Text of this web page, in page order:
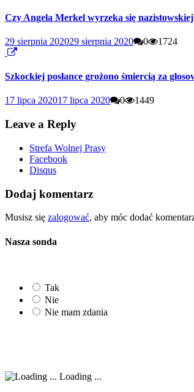
Czy Angela Merkel wyrzeka się nazistowskiej
29 sierpnia 202029 sierpnia 2020 0 1724
Szkockiej posłance grożono śmiercią za
17 lipca 202017 lipca 2020 0 1449
Leave a Reply
Strefa Wolnej Prasy
Facebook
Disqus
Dodaj komentarz
Musisz się zalogować, aby móc dodać
Nasza sonda
Tak
Nie
Nie mam zdania
Loading ...